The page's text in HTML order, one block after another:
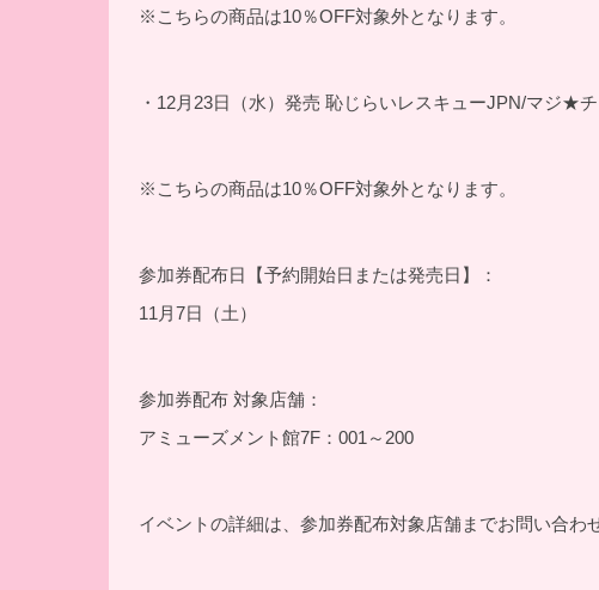
※こちらの商品は10％OFF対象外となります。
・12月23日（水）発売 恥じらいレスキューJPN/マジ★
※こちらの商品は10％OFF対象外となります。
参加券配布日【予約開始日または発売日】：
11月7日（土）
参加券配布 対象店舗：
アミューズメント館7F：001～200
イベントの詳細は、参加券配布対象店舗までお問い合わ